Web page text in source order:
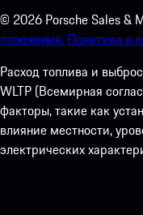
© 2026 Porsche Sales &
положения. Политика в
Расход топлива и
WLTP (Всемирная
факторы, такие как
влияние местности,
электрических